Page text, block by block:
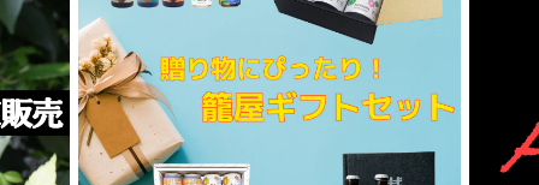
ジン・スピリッツ
クラフトサケ・その他醸造酒
梅酒・リキュール
ビール・発泡酒